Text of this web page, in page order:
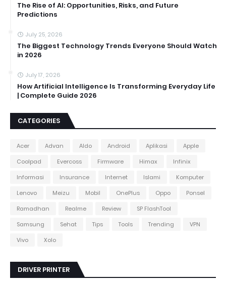
The Rise of AI: Opportunities, Risks, and Future
Predictions
July 25, 2026
The Biggest Technology Trends Everyone Should Watch
in 2026
July 17, 2026
How Artificial Intelligence Is Transforming Everyday Life
| Complete Guide 2026
CATEGORIES
Acer Advan Aldo Android Aplikasi
Apple
Coolpad
Evercoss Firmware Himax
Infinix
Informasi
Insurance Internet Islami
Komputer
Lenovo
Meizu Mobil OnePlus Oppo
Ponsel
Ramadhan
Realme Review
SP FlashTool
Samsung
Sehat Tips Tools Trending
VPN
Vivo
Xolo
DRIVER PRINTER